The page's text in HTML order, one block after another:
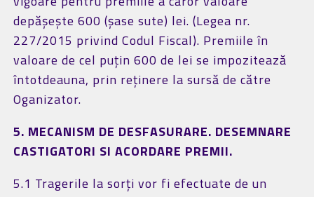
depășește 600 (șase sute) lei. (Legea nr.
227/2015 privind Codul Fiscal). Premiile în
valoare de cel puțin 600 de lei se impozitează
întotdeauna, prin reținere la sursă de către
Oganizator.
5. MECANISM DE DESFASURARE. DESEMNARE
CASTIGATORI SI ACORDARE PREMII.
5.1 Tragerile la sorți vor fi efectuate de un